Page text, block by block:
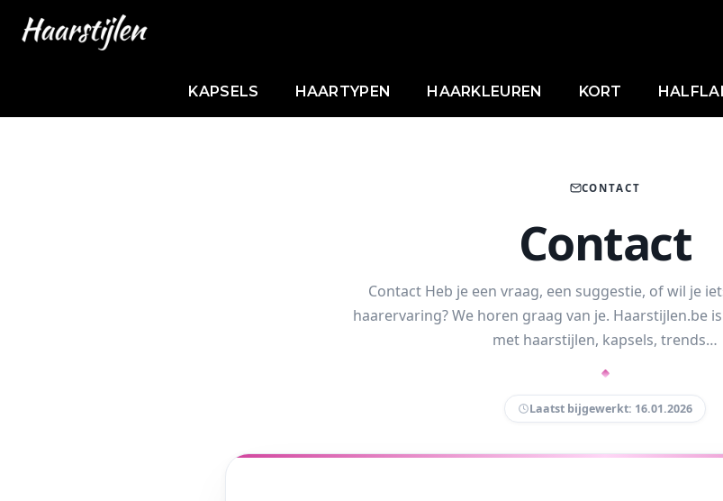
KAPSELS HAARTYPEN HAARKLEUREN KORT
CONTACT
Contact
Contact Heb je een vraag, een suggestie, of wil je
haarervaring? We horen graag van je. Haarstijlen.be
met haarstijlen, kapsels, trends…
Laatst bijgewerkt: 16.01.2026